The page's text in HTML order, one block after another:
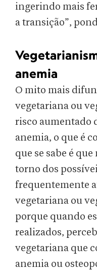
ingerindo mais
a transição”,
anemia
O mito mais
vegetariana ou
risco aumentado
anemia, o que é
que se sabe é
torno dos
frequentemente
vegetariana ou
porque quando
realizados,
vegetariana que
anemia ou